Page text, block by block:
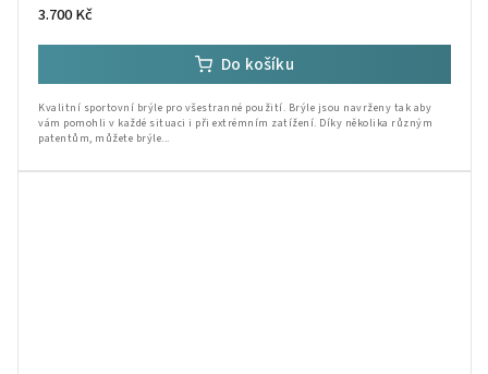
3.700 Kč
Do košíku
Kvalitní sportovní brýle pro všestranné použití. Brýle jsou navrženy tak aby
vám pomohli v každé situaci i při extrémním zatížení. Díky několika různým
patentům, můžete brýle...